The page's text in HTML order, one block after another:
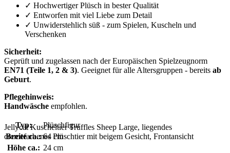
Jellycat Kuscheltier Truffles Sheep Large, liegendes
cremefarbenes Plüschtier mit beigem Gesicht, Frontansicht
✓ Hochwertiger Plüsch in bester Qualität
✓ Entworfen mit viel Liebe zum Detail
✓ Unwiderstehlich süß - zum Spielen, Kuscheln und
Verschenken
Sicherheit:
Geprüft und zugelassen nach der Europäischen Spielzeugnorm
EN71 (Teile 1, 2 & 3). Geeignet für alle Altersgruppen - bereits ab
Geburt.
Pflegehinweis:
Handwäsche empfohlen.
Typ:
Plüschfigur
Breite ca.: 64 cm
Höhe ca.: 24 cm